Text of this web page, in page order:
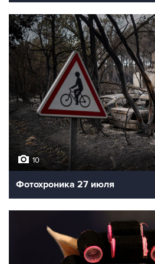
10
Фотохроника 27 июля